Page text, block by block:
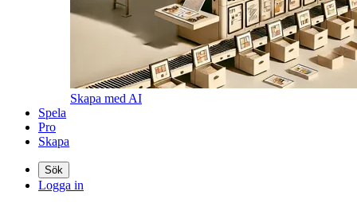
Skapa med AI
Spela
Pro
Skapa
Sök
Logga in